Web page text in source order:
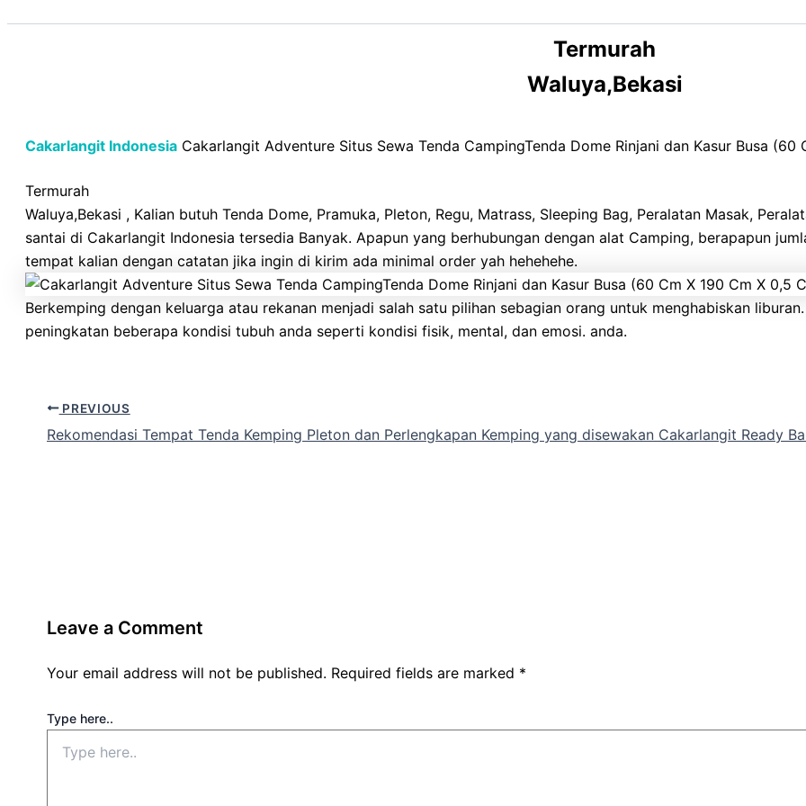
Termurah
Waluya,Bekasi
Cakarlangit Indonesia Cakarlangit Adventure Situs Sewa Tenda CampingTenda Dome Rinjani dan Kasur Busa (60
Termurah
Waluya,Bekasi , Kalian butuh Tenda Dome, Pramuka, Pleton, Regu, Matrass, Sleeping Bag, Peralatan Masak,
santai di Cakarlangit Indonesia tersedia Banyak. Apapun yang berhubungan dengan alat Camping, berapapun
tempat kalian dengan catatan jika ingin di kirim ada minimal order yah hehehehe.
Berkemping dengan keluarga atau rekanan menjadi salah satu pilihan sebagian orang untuk menghabiskan
peningkatan beberapa kondisi tubuh anda seperti kondisi fisik, mental, dan emosi. anda.
PREVIOUS
Rekomendasi Tempat Tenda Kemping Pleton dan Perlengkapan Kemping yang disewakan Cakarlangit Ready
Leave a Comment
Your email address will not be published. Required fields are marked *
Type here..